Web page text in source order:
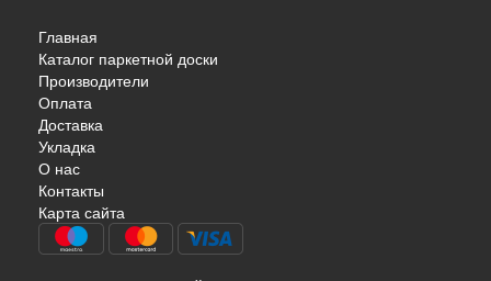
Главная
Каталог паркетной доски
Производители
Оплата
Доставка
Укладка
О нас
Контакты
Карта сайта